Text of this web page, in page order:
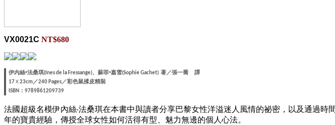
VX0021C NT$680
伊內絲•法桑琪(Ines de la Fressange)、蘇菲•嘉雪(Sophie Gachet)著／張一喬譯
17 X23cm／240 Pages／彩色鼠揉皮精裝
ISBN ：9789861209739
法國超級名模伊內絲‧法桑琪在本書中與讀者分享巴黎女性洋溢迷人風情的祕密，以及通過
年的寶貴經驗，傳授全球女性如何活得有型、魅力無邊的個人心法。